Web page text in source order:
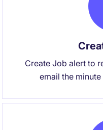
Create Job alert to
email the